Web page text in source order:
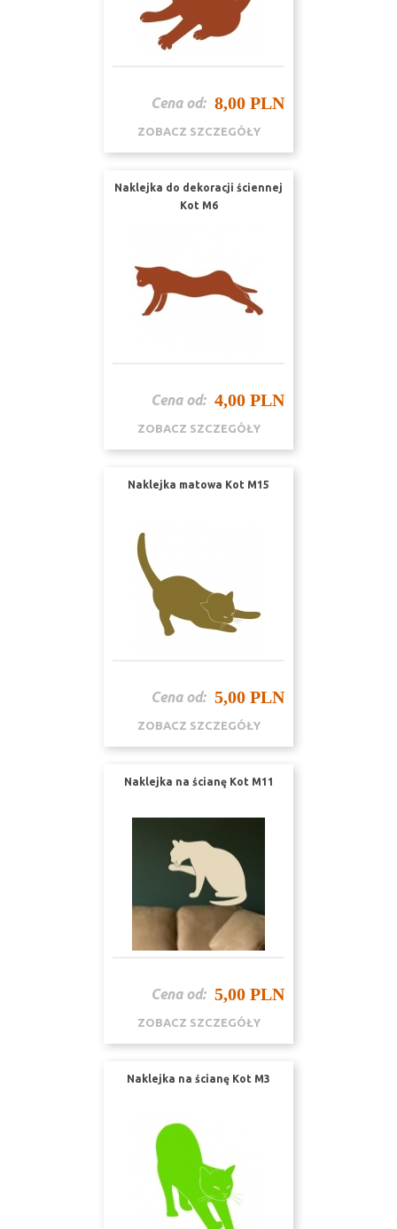
Cena od: 8,00 PLN
ZOBACZ SZCZEGÓŁY
Naklejka do dekoracji ściennej
Kot M6
Cena od: 4,00 PLN
ZOBACZ SZCZEGÓŁY
Naklejka matowa Kot M15
Cena od: 5,00 PLN
ZOBACZ SZCZEGÓŁY
Naklejka na ścianę Kot M11
Cena od: 5,00 PLN
ZOBACZ SZCZEGÓŁY
Naklejka na ścianę Kot M3